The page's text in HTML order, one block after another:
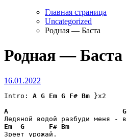
Главная страница
Uncategorized
Родная — Баста
Родная — Баста
16.01.2022
Intro: A G Em G F# Bm }x2
A
G
Em
G F# Bm